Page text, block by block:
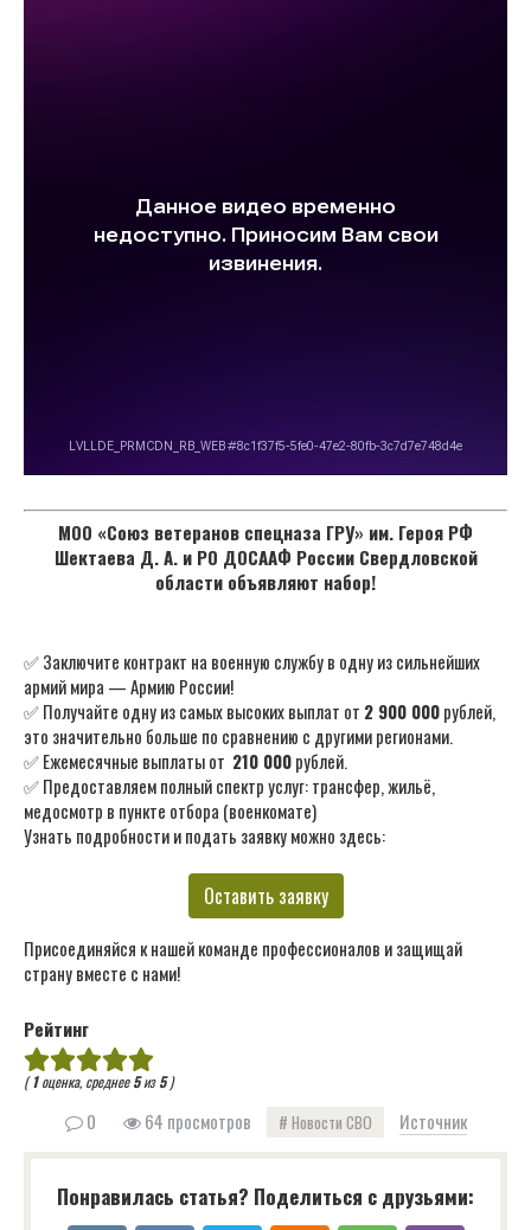
МОО «Союз ветеранов спецназа ГРУ» им. Героя РФ
Шектаева Д. А. и РО ДОСААФ России Свердловской
области объявляют набор!
✅ Заключите контракт на военную службу в одну из сильнейших
армий мира — Армию России!
✅ Получайте одну из самых высоких выплат от 2 900 000рублей,
это значительно больше по сравнению с другими регионами.
✅ Ежемесячные выплаты от 210 000рублей.
✅ Предоставляем полный спектр услуг: трансфер, жильё,
медосмотр в пункте отбора (военкомате)
Узнать подробности и подать заявку можно здесь:
Оставить заявку
Присоединяйся к нашей команде профессионалов и защищай
страну вместе с нами!
Рейтинг
(1оценка, среднее5из5)
0 64 просмотров Новости СВО Источник
Понравилась статья? Поделиться с друзьями: